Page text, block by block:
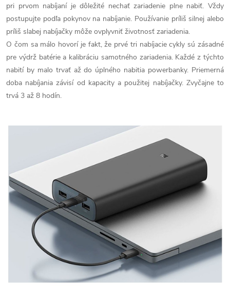
pri prvom nabíjaní je dôležité nechať zariadenie plne nabiť. Vždy
postupujte podľa pokynov na nabíjanie. Používanie príliš silnej alebo
príliš slabej nabíjačky môže ovplyvniť životnosť zariadenia.
O čom sa málo hovorí je fakt, že prvé tri nabíjacie cykly sú zásadné
pre výdrž batérie a kalibráciu samotného zariadenia. Každé z týchto
nabití by malo trvať až do úplného nabitia powerbanky. Priemerná
doba nabíjania závisí od kapacity a použitej nabíjačky. Zvyčajne to
trvá 3 až 8 hodín.